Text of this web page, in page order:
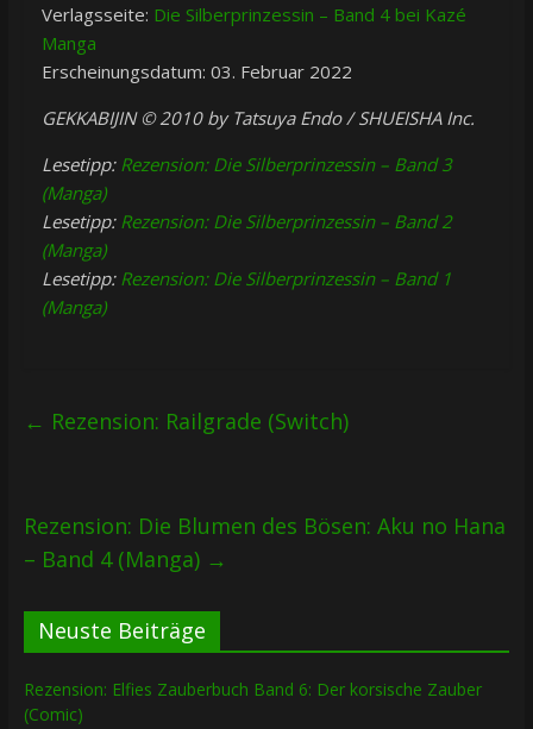
Verlagsseite: Die Silberprinzessin – Band 4 bei Kazé
Manga
Erscheinungsdatum: 03. Februar 2022
GEKKABIJIN © 2010 by Tatsuya Endo / SHUEISHA Inc.
Lesetipp: Rezension: Die Silberprinzessin – Band 3
(Manga)
Lesetipp: Rezension: Die Silberprinzessin – Band 2
(Manga)
Lesetipp: Rezension: Die Silberprinzessin – Band 1
(Manga)
← Rezension: Railgrade (Switch)
Rezension: Die Blumen des Bösen: Aku no Hana
– Band 4 (Manga) →
Neuste Beiträge
Rezension: Elfies Zauberbuch Band 6: Der korsische Zauber
(Comic)